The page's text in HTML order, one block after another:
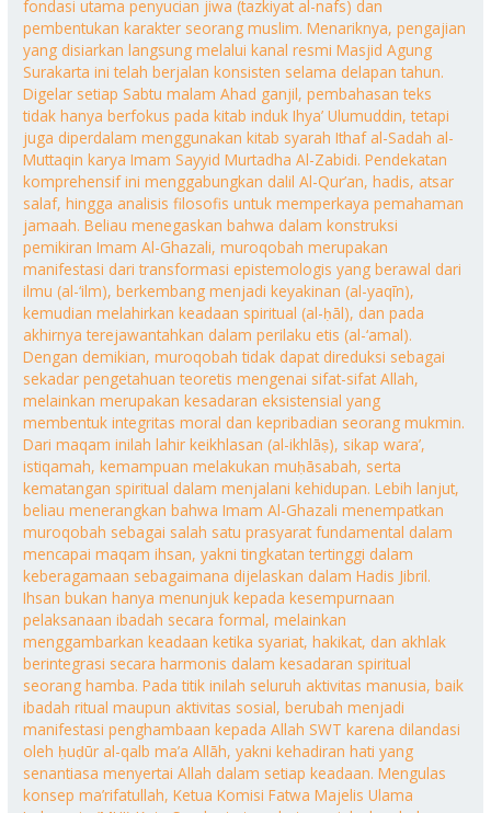
fondasi utama penyucian jiwa (tazkiyat al-nafs) dan
pembentukan karakter seorang muslim. Menariknya, pengajian
yang disiarkan langsung melalui kanal resmi Masjid Agung
Surakarta ini telah berjalan konsisten selama delapan tahun.
Digelar setiap Sabtu malam Ahad ganjil, pembahasan teks
tidak hanya berfokus pada kitab induk Ihya’ Ulumuddin, tetapi
juga diperdalam menggunakan kitab syarah Ithaf al-Sadah al-
Muttaqin karya Imam Sayyid Murtadha Al-Zabidi. Pendekatan
komprehensif ini menggabungkan dalil Al-Qur’an, hadis, atsar
salaf, hingga analisis filosofis untuk memperkaya pemahaman
jamaah. Beliau menegaskan bahwa dalam konstruksi
pemikiran Imam Al-Ghazali, muroqobah merupakan
manifestasi dari transformasi epistemologis yang berawal dari
ilmu (al-‘ilm), berkembang menjadi keyakinan (al-yaqīn),
kemudian melahirkan keadaan spiritual (al-ḥāl), dan pada
akhirnya terejawantahkan dalam perilaku etis (al-‘amal).
Dengan demikian, muroqobah tidak dapat direduksi sebagai
sekadar pengetahuan teoretis mengenai sifat-sifat Allah,
melainkan merupakan kesadaran eksistensial yang
membentuk integritas moral dan kepribadian seorang mukmin.
Dari maqam inilah lahir keikhlasan (al-ikhlāṣ), sikap wara’,
istiqamah, kemampuan melakukan muḥāsabah, serta
kematangan spiritual dalam menjalani kehidupan. Lebih lanjut,
beliau menerangkan bahwa Imam Al-Ghazali menempatkan
muroqobah sebagai salah satu prasyarat fundamental dalam
mencapai maqam ihsan, yakni tingkatan tertinggi dalam
keberagamaan sebagaimana dijelaskan dalam Hadis Jibril.
Ihsan bukan hanya menunjuk kepada kesempurnaan
pelaksanaan ibadah secara formal, melainkan
menggambarkan keadaan ketika syariat, hakikat, dan akhlak
berintegrasi secara harmonis dalam kesadaran spiritual
seorang hamba. Pada titik inilah seluruh aktivitas manusia, baik
ibadah ritual maupun aktivitas sosial, berubah menjadi
manifestasi penghambaan kepada Allah SWT karena dilandasi
oleh ḥuḍūr al-qalb ma’a Allāh, yakni kehadiran hati yang
senantiasa menyertai Allah dalam setiap keadaan. Mengulas
konsep ma’rifatullah, Ketua Komisi Fatwa Majelis Ulama